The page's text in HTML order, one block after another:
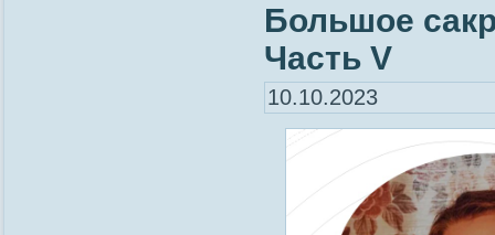
Большое
Часть V
10.10.2023